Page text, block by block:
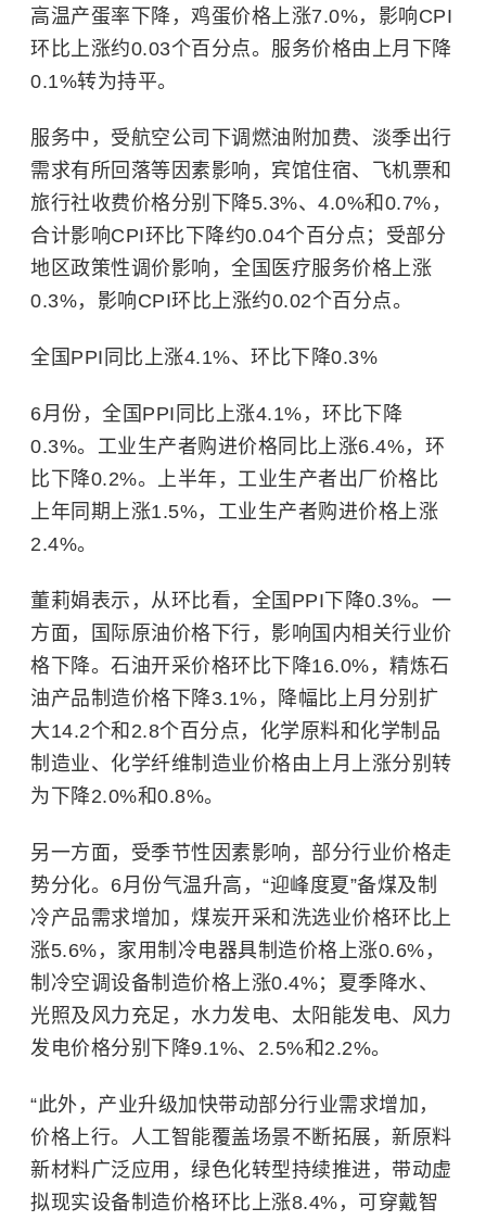
高温产蛋率下降，鸡蛋价格上涨7.0%，影响CPI
环比上涨约0.03个百分点。服务价格由上月下降
0.1%转为持平。
服务中，受航空公司下调燃油附加费、淡季出行
需求有所回落等因素影响，宾馆住宿、飞机票和
旅行社收费价格分别下降5.3%、4.0%和0.7%，
合计影响CPI环比下降约0.04个百分点；受部分
地区政策性调价影响，全国医疗服务价格上涨
0.3%，影响CPI环比上涨约0.02个百分点。
全国PPI同比上涨4.1%、环比下降0.3%
6月份，全国PPI同比上涨4.1%，环比下降
0.3%。工业生产者购进价格同比上涨6.4%，环
比下降0.2%。上半年，工业生产者出厂价格比
上年同期上涨1.5%，工业生产者购进价格上涨
2.4%。
董莉娟表示，从环比看，全国PPI下降0.3%。一
方面，国际原油价格下行，影响国内相关行业价
格下降。石油开采价格环比下降16.0%，精炼石
油产品制造价格下降3.1%，降幅比上月分别扩
大14.2个和2.8个百分点，化学原料和化学制品
制造业、化学纤维制造业价格由上月上涨分别转
为下降2.0%和0.8%。
另一方面，受季节性因素影响，部分行业价格走
势分化。6月份气温升高，“迎峰度夏”备煤及制
冷产品需求增加，煤炭开采和洗选业价格环比上
涨5.6%，家用制冷电器具制造价格上涨0.6%，
制冷空调设备制造价格上涨0.4%；夏季降水、
光照及风力充足，水力发电、太阳能发电、风力
发电价格分别下降9.1%、2.5%和2.2%。
“此外，产业升级加快带动部分行业需求增加，
价格上行。人工智能覆盖场景不断拓展，新原料
新材料广泛应用，绿色化转型持续推进，带动虚
拟现实设备制造价格环比上涨8.4%，可穿戴智